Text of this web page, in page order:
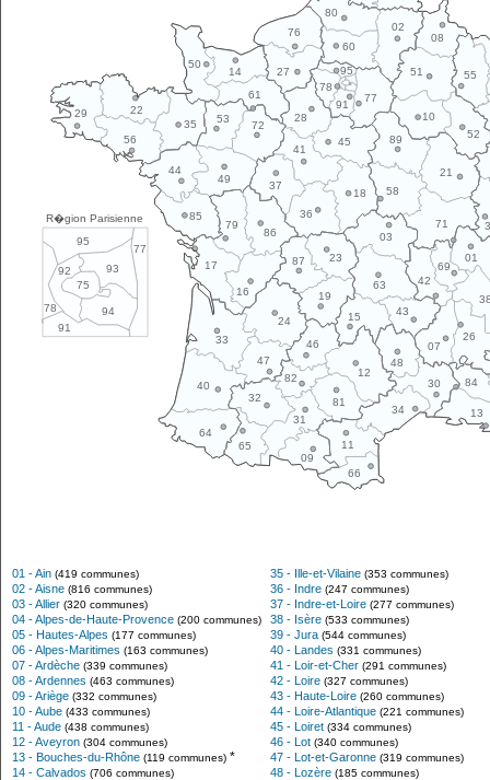
R�gion Parisienne
77
78
91
95
93
75
94
92
10
11
12
13
14
15
16
17
18
19
21
22
23
24
26
27
28
29
30
31
32
33
34
35
36
37
40
41
42
43
44
45
46
47
48
49
50
51
52
53
55
56
58
60
61
63
64
65
66
69
01
02
03
07
08
09
71
72
76
77
78
79
80
81
82 84
85
86
87
89
91
95
01 - Ain (419 communes)
02 - Aisne (816 communes)
03 - Allier (320 communes)
04 - Alpes-de-Haute-Provence (200 communes)
05 - Hautes-Alpes (177 communes)
06 - Alpes-Maritimes (163 communes)
07 - Ardèche (339 communes)
08 - Ardennes (463 communes)
09 - Ariège (332 communes)
10 - Aube (433 communes)
11 - Aude (438 communes)
12 - Aveyron (304 communes)
13 - Bouches-du-Rhône (119 communes) *
14 - Calvados (706 communes)
35 - Ille-et-Vilaine (353 communes)
36 - Indre (247 communes)
37 - Indre-et-Loire (277 communes)
38 - Isère (533 communes)
39 - Jura (544 communes)
40 - Landes (331 communes)
41 - Loir-et-Cher (291 communes)
42 - Loire (327 communes)
43 - Haute-Loire (260 communes)
44 - Loire-Atlantique (221 communes)
45 - Loiret (334 communes)
46 - Lot (340 communes)
47 - Lot-et-Garonne (319 communes)
48 - Lozère (185 communes)